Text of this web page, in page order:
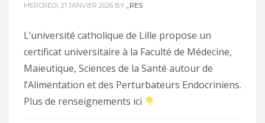
MERCREDI, 21 JANVIER 2026 BY _RES
L’université catholique de Lille propose un
certificat universitaire à la Faculté de Médecine,
Maïeutique, Sciences de la Santé autour de
l’Alimentation et des Perturbateurs Endocriniens.
Plus de renseignements ici